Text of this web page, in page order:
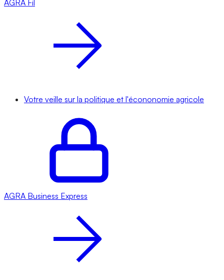
AGRA Fil
Votre veille sur la politique et l'écononomie agricole
AGRA Business Express